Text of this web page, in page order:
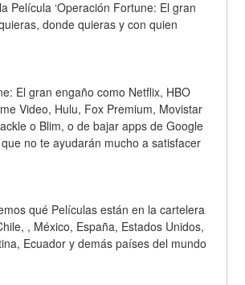
Película ‘Operación Fortune: El gran
donde quieras y con quien
El gran engaño como Netflix, HBO
Video, Hulu, Fox Premium, Movistar
o Blim, o de bajar apps de Google
no te ayudarán mucho a satisfacer
qué Películas están en la cartelera
, México, España, Estados Unidos,
Ecuador y demás países del mundo